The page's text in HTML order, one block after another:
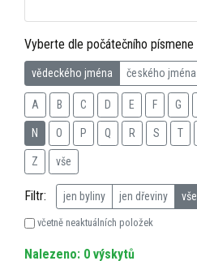
Vyberte dle počátečního písmene
vědeckého jména českého jména
A B C D E F G
N O P Q R S T
Z vše
Filtr: jen byliny jen dřeviny vše
včetně neaktuálních položek
Nalezeno: 0 výskytů